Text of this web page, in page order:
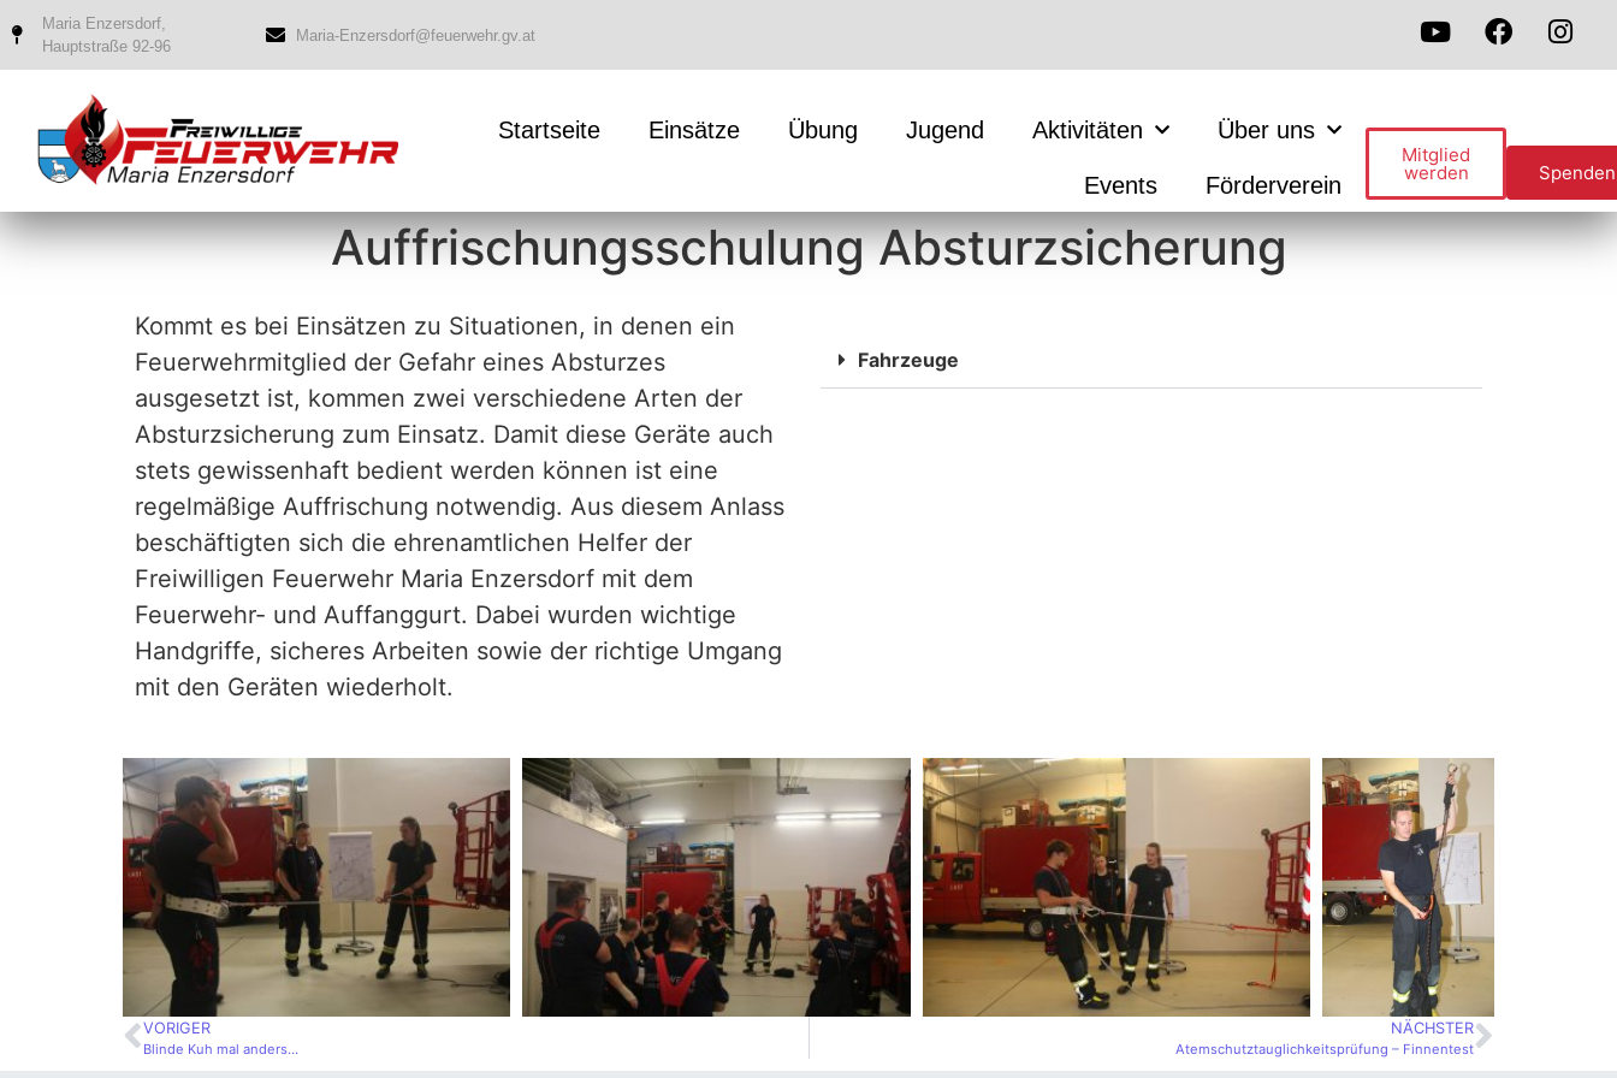
Maria Enzersdorf,
Hauptstraße 92-96
Maria-Enzersdorf@feuerwehr.gv.at
Startseite Einsätze Übung Jugend Aktivitäten Über uns
Events Förderverein
Mitglied
werden Spenden
Auffrischungsschulung Absturzsicherung
Kommt es bei Einsätzen zu Situationen, in denen ein
Feuerwehrmitglied der Gefahr eines Absturzes
ausgesetzt ist, kommen zwei verschiedene Arten der
Absturzsicherung zum Einsatz. Damit diese Geräte auch
stets gewissenhaft bedient werden können ist eine
regelmäßige Auffrischung notwendig. Aus diesem Anlass
beschäftigten sich die ehrenamtlichen Helfer der
Freiwilligen Feuerwehr Maria Enzersdorf mit dem
Feuerwehr- und Auffanggurt. Dabei wurden wichtige
Handgriffe, sicheres Arbeiten sowie der richtige Umgang
mit den Geräten wiederholt.
Fahrzeuge
VORIGER
Blinde Kuh mal anders…
NÄCHSTER
Atemschutztauglichkeitsprüfung – Finnentest